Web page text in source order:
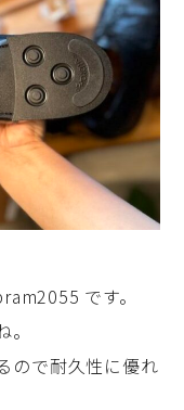
です。
ので耐久性に優れ